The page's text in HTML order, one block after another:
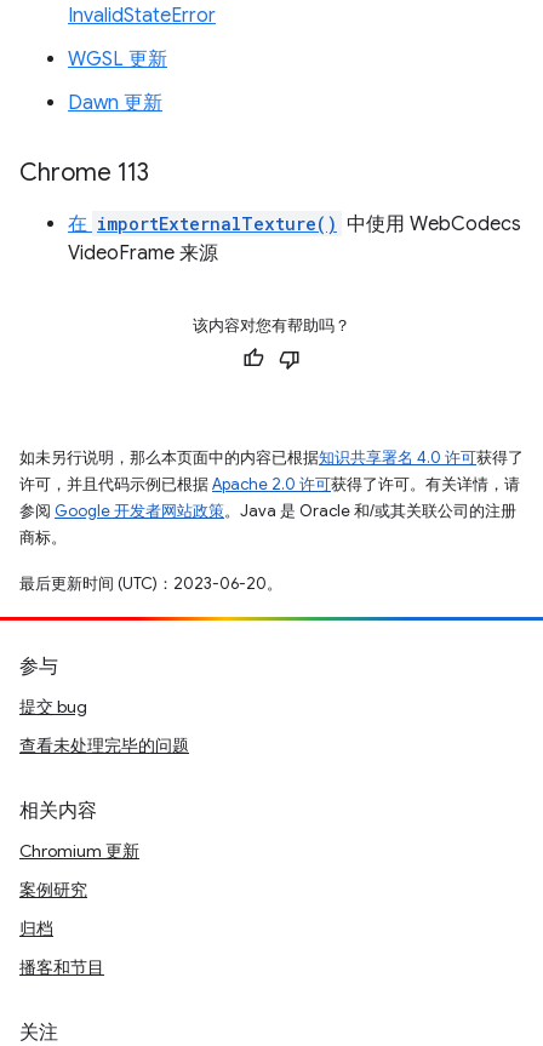
InvalidStateError
WGSL 更新
Dawn 更新
Chrome 113
在 importExternalTexture() 中使用 WebCodecs
VideoFrame 来源
该内容对您有帮助吗？
如未另行说明，那么本页面中的内容已根据知识共享署名 4.0 许可获得了
许可，并且代码示例已根据Apache 2.0 许可获得了许可。有关详情，请
参阅 Google 开发者网站政策。Java 是 Oracle 和/或其关联公司的注册
商标。
最后更新时间 (UTC)：2023-06-20。
参与
提交 bug
查看未处理完毕的问题
相关内容
Chromium 更新
案例研究
归档
播客和节目
关注